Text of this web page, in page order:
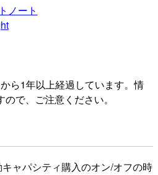
ノート
ら1年以上経過しています。情
で、ご注意ください。
ャパシティ購入のオン/オフの時